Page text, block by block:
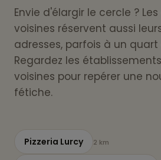
Envie d'élargir le cercle ?
voisines réservent aussi
adresses, parfois à un
Regardez les
voisines pour repérer une
fétiche.
Pizzeria Lurcy 2 km